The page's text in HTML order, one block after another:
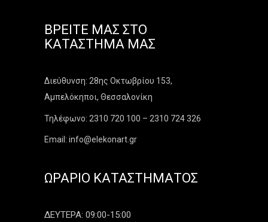
ΒΡΕΊΤΕ ΜΑΣ ΣΤΟ
ΚΑΤΆΣΤΗΜΑ ΜΑΣ
Διεύθυνση: 28ης Οκτωβρίου 153,
Αμπελόκηποι, Θεσσαλονίκη
Τηλέφωνο: 2310 720 100 – 2310 724 326
Email: info@elekonart.gr
ΩΡΆΡΙΟ ΚΑΤΑΣΤΉΜΑΤΟΣ
ΔΕΥΤΕΡΑ: 09:00-15:00